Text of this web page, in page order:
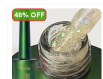
48% OFF